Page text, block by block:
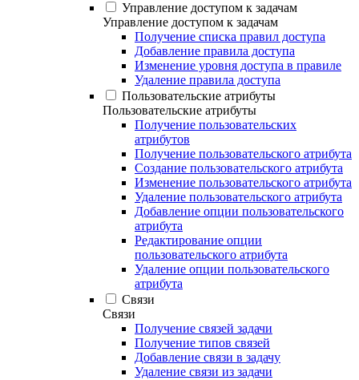
Управление доступом к задачам
Управление доступом к задачам
Получение списка правил доступа
Добавление правила доступа
Изменение уровня доступа в правиле
Удаление правила доступа
Пользовательские атрибуты
Пользовательские атрибуты
Получение пользовательских
атрибутов
Получение пользовательского атрибута
Создание пользовательского атрибута
Изменение пользовательского атрибута
Удаление пользовательского атрибута
Добавление опции пользовательского
атрибута
Редактирование опции
пользовательского атрибута
Удаление опции пользовательского
атрибута
Связи
Связи
Получение связей задачи
Получение типов связей
Добавление связи в задачу
Удаление связи из задачи